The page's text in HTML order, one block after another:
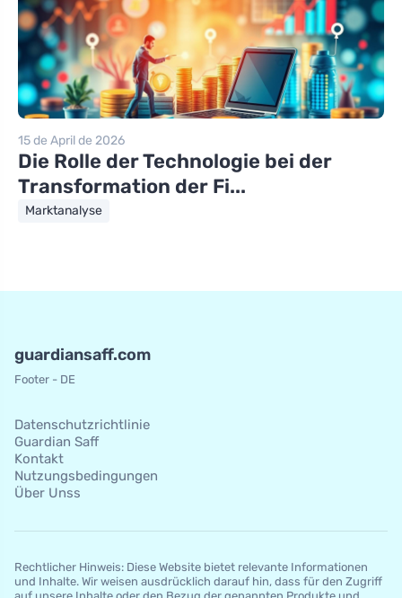
15 de April de 2026
Die Rolle der Technologie bei der
Transformation der Fi...
Marktanalyse
guardiansaff.com
Footer - DE
Datenschutzrichtlinie
Guardian Saff
Kontakt
Nutzungsbedingungen
Über Unss
Rechtlicher Hinweis: Diese Website bietet relevante Informationen
und Inhalte. Wir weisen ausdrücklich darauf hin, dass für den Zugriff